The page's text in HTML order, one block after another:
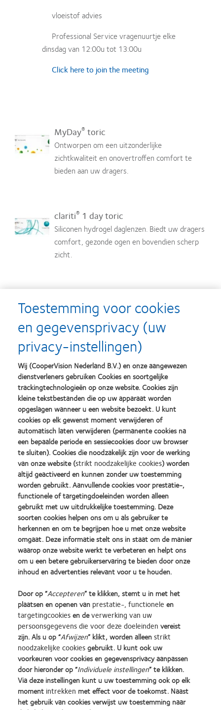
vloeistof advies
Professional Service vragenuurtje elke
dinsdag van 12:00u tot 13:00u
Click here to join the meeting
MyDay® toric
Ontworpen om een uitzonderlijke
zichtkwaliteit en onovertroffen comfort te
bieden aan uw dragers.
clariti® 1 day toric
Siliconen hydrogel daglenzen. Biedt uw dragers
comfort, gezonde ogen en bovendien scherp
zicht.
Ons meest stabiele torische ontwerp in
maandlenzen. In ons meest geavanceerde
materiaal. Dat is Biofinity toric.
Biofinity®XR toric
Biedt klanten met astigmatisme en hoge
refractiefouten de helderheid, het comfort en
de stabiliteit* van Biofinity-lenzen
Avaira VitalityTMtoric
Uitzonderlijke stabiliteit, gezichtsvermogen en
draagcomfort in één lens.
clariti®toric
This is an example of some sample text. This
should be some summary text to the subpage
Learn
more
about
Silmo
d’Or
product
award
Learn
more
about
Contact
Lens
Product
of
the
Learn
more
about
2012
&
2010
Best
Companies
Learn
more
about
2011
Best
Factory
Awards
(2011)
Learn
more
about
ODMA
2011
(2011)
Learn
more
about
2012
REBRAND
100®
Global
Award
Learn
more
about
BCLA
Industry
Toestemming voor cookies
en gegevensprivacy (uw
privacy-instellingen)
Wij (CooperVision Nederland B.V.) en onze aangewezen
dienstverleners gebruiken Cookies en soortgelijke
trackingtechnologieën op onze website. Cookies zijn
kleine tekstbestanden die op uw apparaat worden
opgeslagen wanneer u een website bezoekt. U kunt
cookies op elk gewenst moment verwijderen of
automatisch laten verwijderen (permanente cookies na
een bepaalde periode en sessiecookies door uw browser
te sluiten). Cookies die noodzakelijk zijn voor de werking
van onze website (strikt noodzakelijke cookies) worden
altijd geactiveerd en kunnen zonder uw toestemming
worden gebruikt. Aanvullende cookies voor prestatie-,
functionele of targetingdoeleinden worden alleen
gebruikt met uw uitdrukkelijke toestemming. Deze
soorten cookies helpen ons om u als gebruiker te
herkennen en om te begrijpen hoe u met onze website
omgaat. Deze informatie stelt ons in staat om de manier
waarop onze website werkt te verbeteren en helpt ons
om u een betere gebruikerservaring te bieden door onze
inhoud en advertenties relevant voor u te houden.
Door op “Accepteren” te klikken, stemt u in met het
plaatsen en openen van prestatie-, functionele en
targetingcookiesen deverwerking van uw
persoonsgegevens die voor deze doeleinden vereist
zijn. Als u op “Afwijzen” klikt, worden alleenstrikt
noodzakelijke cookiesgebruikt. U kunt ook uw
voorkeuren voor cookies en gegevensprivacy aanpassen
door hieronder op “Individuele instellingen” te klikken.
Via deze instellingen kunt u uw toestemming ook op elk
moment intrekken met effect voor de toekomst. Naast
het gebruik van cookies verwijst uw toestemming naar